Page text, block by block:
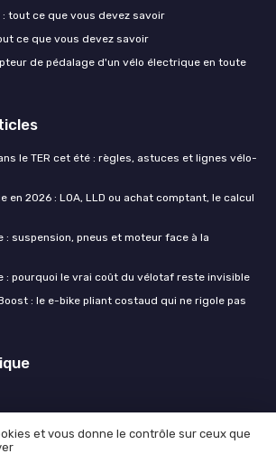
tout ce que vous devez savoir
ce que vous devez savoir
de pédalage d'un vélo électrique en toute
le TER cet été : règles, astuces et lignes vélo-
en 2026 : LOA, LLD ou achat comptant, le calcul
: suspension, pneus et moteur face à la
: pourquoi le vrai coût du vélotaf reste invisible
: le e-bike pliant costaud qui ne rigole pas
et vous donne le contrôle sur ceux que